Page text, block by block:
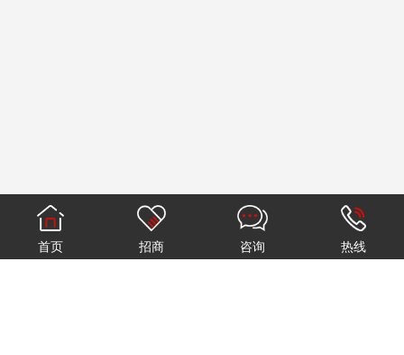
首页 招商 咨询 热线